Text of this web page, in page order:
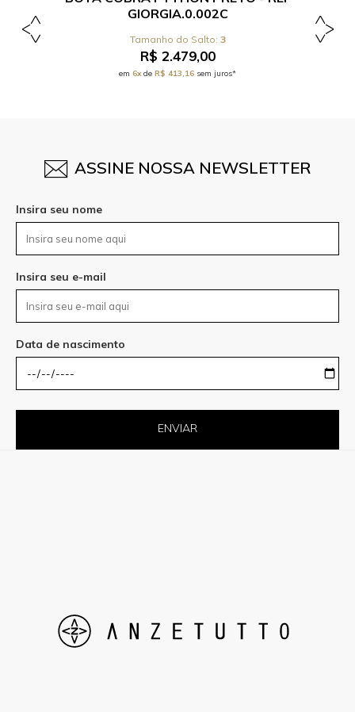
GIORGIA.0.002C
3
R$ 2.479,00
em 6xde R$ 413,16 sem juros*
ASSINE NOSSA NEWSLETTER
Insira seu nome
Insira seu e-mail
Data de nascimento
ENVIAR